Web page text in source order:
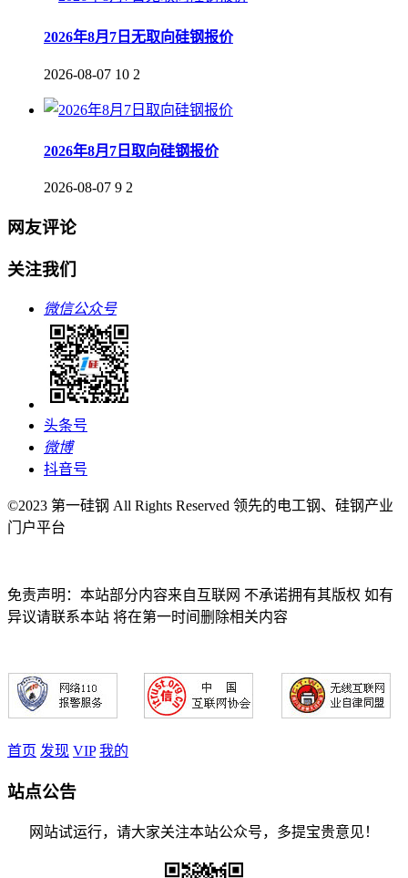
2026年8月7日无取向硅钢报价
2026-08-07 10 2
2026年8月7日取向硅钢报价
2026-08-07 9 2
网友评论
关注我们
微信公众号
头条号
微博
抖音号
©2023 第一硅钢 All Rights Reserved 领先的电工钢、硅钢产业
门户平台
免责声明：本站部分内容来自互联网 不承诺拥有其版权 如有
异议请联系本站 将在第一时间删除相关内容
首页 发现 VIP 我的
站点公告
网站试运行，请大家关注本站公众号，多提宝贵意见！